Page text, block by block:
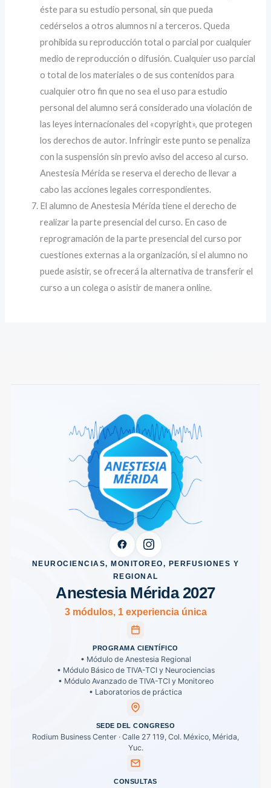
éste para su estudio personal, sin que pueda
cedérselos a otros alumnos ni a terceros. Queda
prohibida su reproducción total o parcial por cualquier
medio de reproducción o difusión. Cualquier uso parcial
o total de los materiales o de sus contenidos para
cualquier otro fin que no sea el uso para estudio
personal del alumno será considerado una violación de
las leyes internacionales del «copyright», que protegen
los derechos de autor. Infringir este punto se penaliza
con la suspensión sin previo aviso del acceso al curso.
Anestesia Mérida se reserva el derecho de llevar a
cabo las acciones legales correspondientes.
El alumno de Anestesia Mérida tiene el derecho de
realizar la parte presencial del curso. En caso de
reprogramación de la parte presencial del curso por
cuestiones externas a la organización, si el alumno no
puede asistir, se ofrecerá la alternativa de transferir el
curso a un colega o asistir de manera online.
NEUROCIENCIAS, MONITOREO, PERFUSIONES Y
REGIONAL
Anestesia Mérida 2027
3 módulos, 1 experiencia única
PROGRAMA CIENTÍFICO
• Módulo de Anestesia Regional
• Módulo Básico de TIVA-TCI y Neurociencias
• Módulo Avanzado de TIVA-TCI y Monitoreo
• Laboratorios de práctica
SEDE DEL CONGRESO
Rodium Business Center · Calle 27 119, Col. México, Mérida,
Yuc.
CONSULTAS